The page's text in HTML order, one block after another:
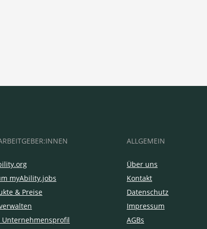
myAbility.jobs
& Preise
Unternehmensprofil
ALLGEMEIN
Über uns
Kontakt
Datenschutz
Impressum
AGBs